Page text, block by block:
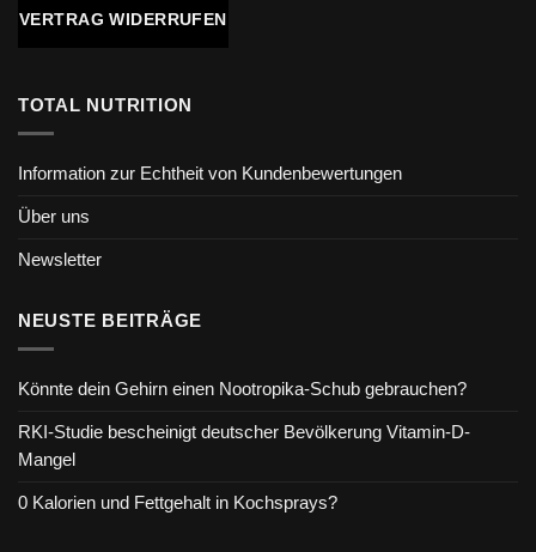
VERTRAG WIDERRUFEN
TOTAL NUTRITION
Information zur Echtheit von Kundenbewertungen
Über uns
Newsletter
NEUSTE BEITRÄGE
Könnte dein Gehirn einen Nootropika-Schub gebrauchen?
RKI-Studie bescheinigt deutscher Bevölkerung Vitamin-D-
Mangel
0 Kalorien und Fettgehalt in Kochsprays?